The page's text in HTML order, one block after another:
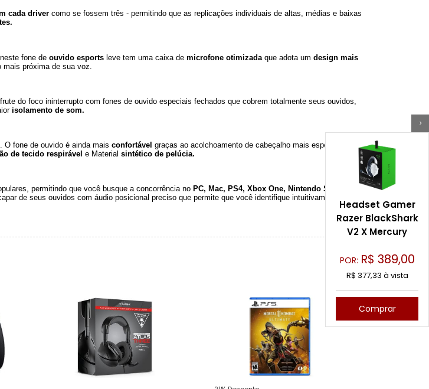
>
Headset Gamer
Razer BlackShark
V2 X Mercury
POR: R$ 389,00
R$ 377,33 à vista
Comprar
cada driver como se fossem três - permitindo que as replicações individuais de altas, médias e baixas
fone de ouvido esports leve tem uma caixa de microfone otimizada que adota um design mais
próxima de sua voz.
do foco ininterrupto com fones de ouvido especiais fechados que cobrem totalmente seus ouvidos,
isolamento de som.
O fone de ouvido é ainda mais confortável graças ao acolchoamento de cabeçalho mais espesso e às
de tecido respirável e Material sintético de pelúcia.
permitindo que você busque a concorrência no PC, Mac, PS4, Xbox One, Nintendo Switch
de seus ouvidos com áudio posicional preciso que permite que você identifique intuitivamente de